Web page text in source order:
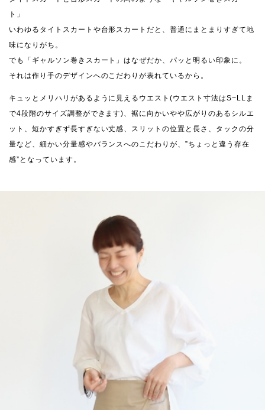
ト」
いわゆるタイトスカートや台形スカートだと、普通にまとまりすぎて地
味になりがち。
でも「ギャルソン巻きスカート」はなぜだか、パッと明るい印象に。
それは作り手のデザインへのこだわりが表れているから。
キュッとメリハリがあるように見えるウエスト(ウエスト寸法はS~LLま
で4段階のサイズ調整ができます)、裾に向かいやや広がりのあるシルエ
ット、短かすぎず長すぎない丈感、スリットの位置と長さ、タックの分
量など、細かい分量感やバランスへのこだわりが、”ちょっと違う存在
感”となっています。